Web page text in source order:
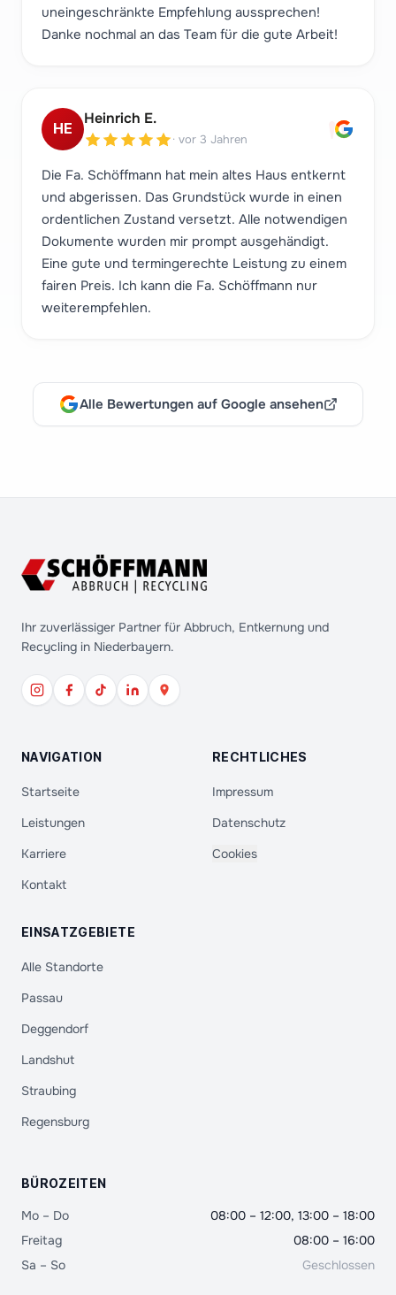
uneingeschränkte Empfehlung aussprechen!
Danke nochmal an das Team für die gute Arbeit!
"
HE
Heinrich E.
· vor 3 Jahren
Die Fa. Schöffmann hat mein altes Haus entkernt
und abgerissen. Das Grundstück wurde in einen
ordentlichen Zustand versetzt. Alle notwendigen
Dokumente wurden mir prompt ausgehändigt.
Eine gute und termingerechte Leistung zu einem
fairen Preis. Ich kann die Fa. Schöffmann nur
weiterempfehlen.
Alle Bewertungen auf Google ansehen
Ihr zuverlässiger Partner für Abbruch, Entkernung und
Recycling in Niederbayern.
NAVIGATION
Startseite
Leistungen
Karriere
Kontakt
RECHTLICHES
Impressum
Datenschutz
Cookies
EINSATZGEBIETE
Alle Standorte
Passau
Deggendorf
Landshut
Straubing
Regensburg
BÜROZEITEN
Mo – Do
08:00 – 12:00, 13:00 – 18:00
Freitag
08:00 – 16:00
Sa – So
Geschlossen